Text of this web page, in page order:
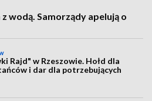
wodą. Samorządy apelują o
Rajd" w Rzeszowie. Hołd dla
i dar dla potrzebujących